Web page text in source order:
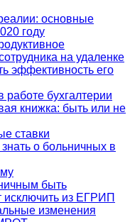
основные
году
на удаленке
эффективность его
бухгалтерии
книжка: быть или не
ставки
о больничных в
быть
исключить из ЕГРИП
изменения